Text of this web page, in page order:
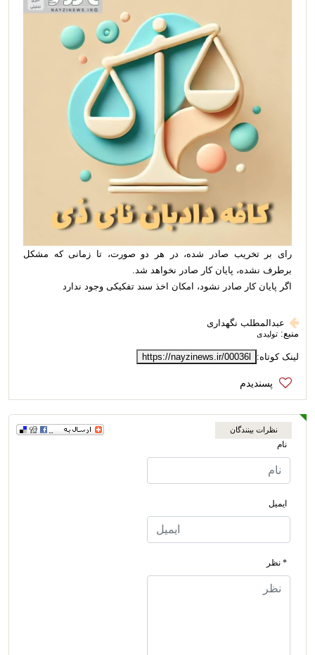
رای بر تخریب صادر شده، در هر دو صورت، تا زمانی که مشکل
برطرف نشده، پایان کار صادر نخواهد شد.
اگر پایان کار صادر نشود، امکان اخذ سند تفکیکی وجود ندارد
عبدالمطلب نگهداری
منبع: تولیدی
لینک کوتاه: https://nayzinews.ir/00036l
نظرات بینندگان
نام
ایمیل
* نظر